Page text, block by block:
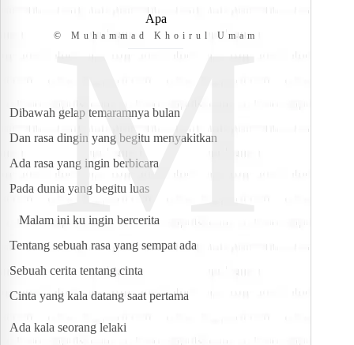
M
Apa
© Muhammad Khoirul Umam
Dibawah gelap temaramnya bulan
Dan rasa dingin yang begitu menyakitkan
Ada rasa yang ingin berbicara
Pada dunia yang begitu luas
   Malam ini ku ingin bercerita
Tentang sebuah rasa yang sempat ada
Sebuah cerita tentang cinta
Cinta yang kala datang saat pertama
Ada kala seorang lelaki